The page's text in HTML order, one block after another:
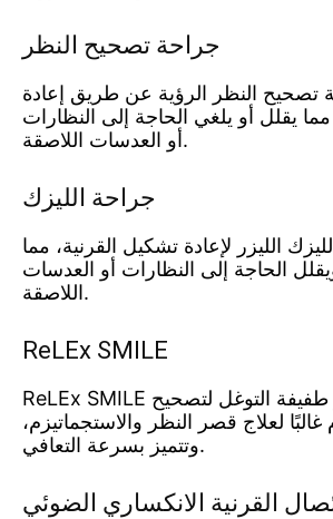
جراحة تصحيح النظر
النظر الرؤية عن طريق إعادة
يقلل أو يلغي الحاجة إلى النظارات
أو العدسات اللاصقة.
جراحة الليزك
الليزر لإعادة تشكيل القرنية، مما
الحاجة إلى النظارات أو العدسات
اللاصقة.
ReLEx SMILE
ReLEx SMILE هي جراحة ليزر طفيفة التوغل لتصحيح
لعلاج قصر النظر والاستجماتيزم،
وتتميز بسرعة التعافي.